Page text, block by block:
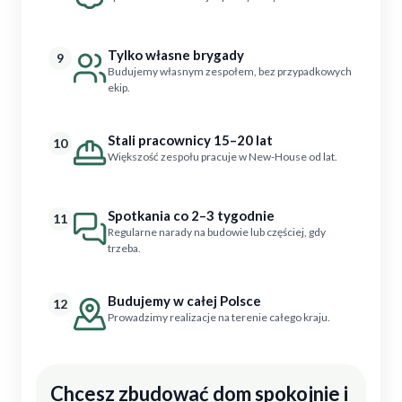
9 Tylko własne brygady
Budujemy własnym zespołem, bez przypadkowych
ekip.
10 Stali pracownicy 15–20 lat
Większość zespołu pracuje w New-House od lat.
11 Spotkania co 2–3 tygodnie
Regularne narady na budowie lub częściej, gdy
trzeba.
12 Budujemy w całej Polsce
Prowadzimy realizacje na terenie całego kraju.
Chcesz zbudować dom spokojnie i